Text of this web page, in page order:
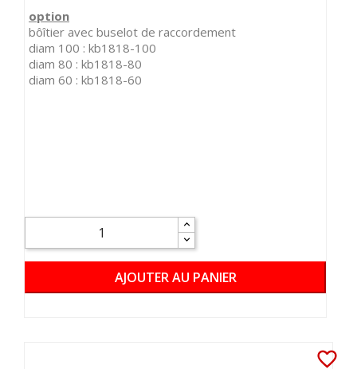
option
bôîtier avec buselot de raccordement
diam 100 : kb1818-100
diam 80 : kb1818-80
diam 60 : kb1818-60
AJOUTER AU PANIER
favorite_border